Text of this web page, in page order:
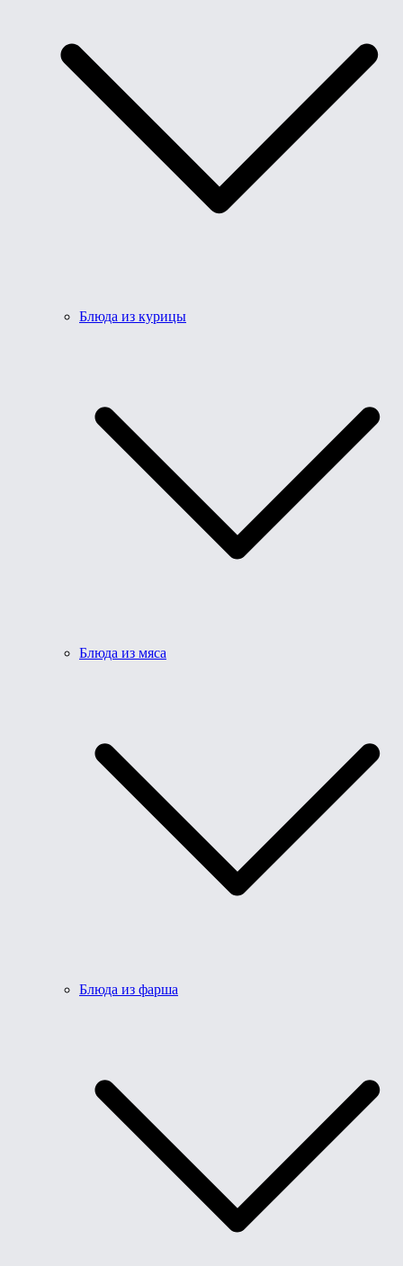
Блюда из курицы
Блюда из мяса
Блюда из фарша